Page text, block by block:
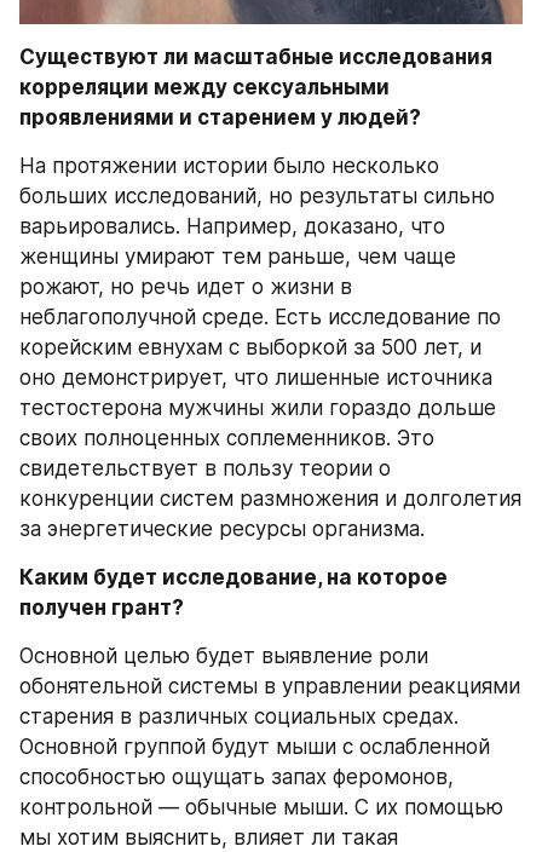
Существуют ли масштабные исследования
корреляции между сексуальными
проявлениями и старением у людей?
На протяжении истории было несколько
больших исследований, но результаты сильно
варьировались. Например, доказано, что
женщины умирают тем раньше, чем чаще
рожают, но речь идет о жизни в
неблагополучной среде. Есть исследование по
корейским евнухам с выборкой за 500 лет, и
оно демонстрирует, что лишенные источника
тестостерона мужчины жили гораздо дольше
своих полноценных соплеменников. Это
свидетельствует в пользу теории о
конкуренции систем размножения и долголетия
за энергетические ресурсы организма.
Каким будет исследование, на которое
получен грант?
Основной целью будет выявление роли
обонятельной системы в управлении реакциями
старения в различных социальных средах.
Основной группой будут мыши с ослабленной
способностью ощущать запах феромонов,
контрольной — обычные мыши. С их помощью
мы хотим выяснить, влияет ли такая